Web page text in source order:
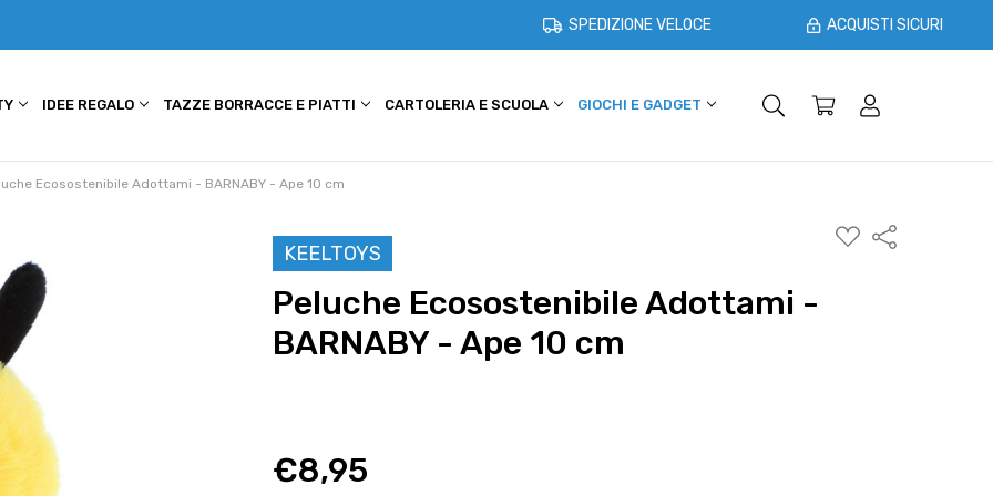
SPEDIZIONE VELOCE ACQUISTI SICURI
IDEE REGALO TAZZE BORRACCE E PIATTI CARTOLERIA E SCUOLA GIOCHI E GADGET SHOPPER E CASA
Ecosostenibile Adottami - BARNABY - Ape 10 cm
KEELTOYS
AGGIUNGI
ALLA
Condividi
Peluche Ecosostenibile Adottami -
BARNABY - Ape 10 cm
€8,95